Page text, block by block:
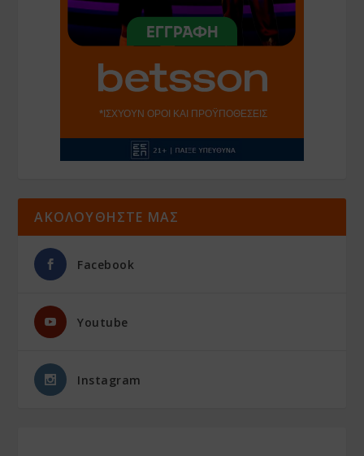
ΑΚΟΛΟΥΘΗΣΤΕ ΜΑΣ
Facebook
Youtube
Instagram